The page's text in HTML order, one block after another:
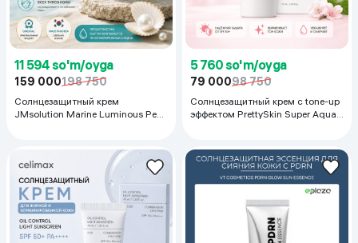
11 594 so'm/oyga
159 000198 750
Солнцезащитный крем
JMsolution Marine Luminous Pearl
5 760 so'm/oyga
79 00098 750
Солнцезащитный крем с tone-up
эффектом PrettySkin Super Aqua